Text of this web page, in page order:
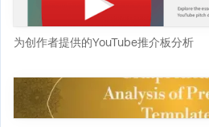
为创作者提供的YouTube推介板分析